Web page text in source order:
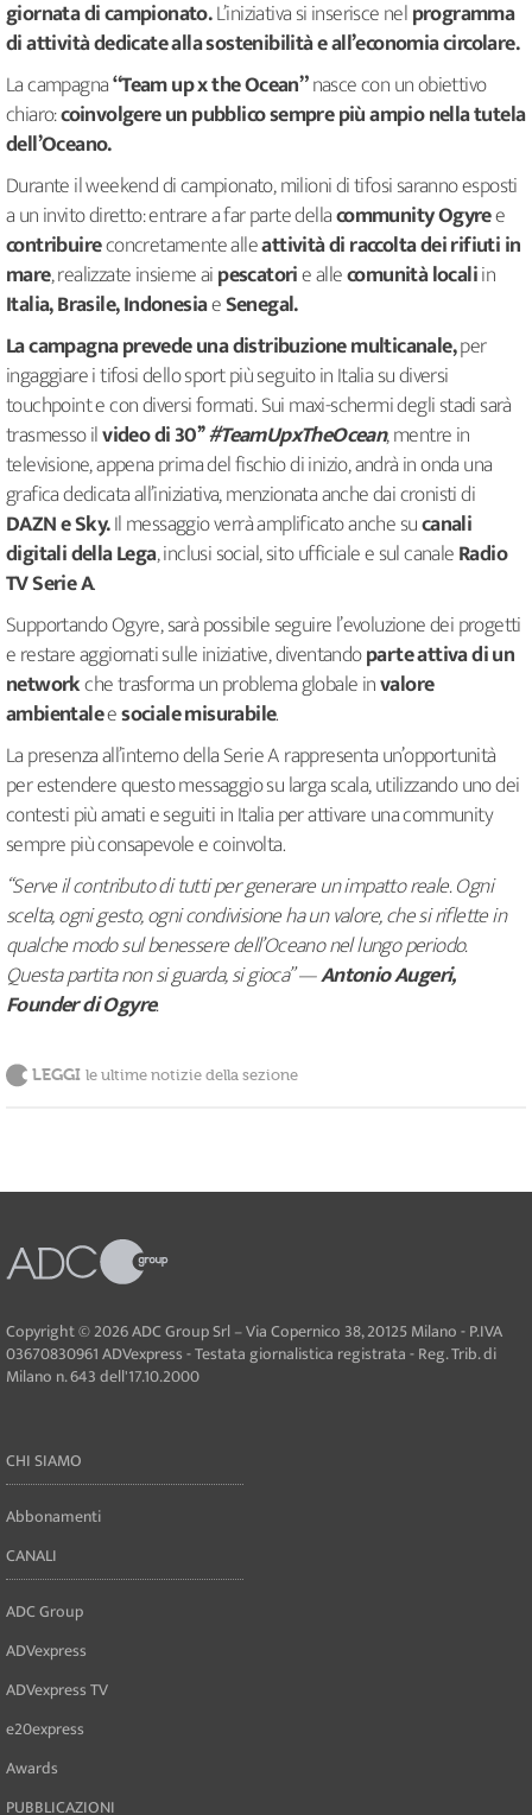
giornata di campionato.L’iniziativa si inserisce nelprogramma
di attività dedicate alla sostenibilità e all’economia circolare.
La campagna“Team up x the Ocean”nasce con un obiettivo
chiaro:coinvolgere un pubblico sempre più ampio nella tutela
dell’Oceano.
Durante il weekend di campionato, milioni di tifosi saranno esposti
a un invito diretto: entrare a far parte dellacommunity Ogyree
contribuireconcretamente alleattività di raccolta dei rifiuti in
mare, realizzate insieme aipescatorie allecomunità localiin
Italia, Brasile, IndonesiaeSenegal.
La campagna prevede una distribuzione multicanale,per
ingaggiare i tifosi dello sport più seguito in Italia su diversi
touchpoint e con diversi formati. Sui maxi-schermi degli stadi sarà
trasmesso ilvideo di 30’’#TeamUpxTheOcean, mentre in
televisione, appena prima del fischio di inizio, andrà in onda una
grafica dedicata all’iniziativa, menzionata anche dai cronisti di
DAZN e Sky.Il messaggio verrà amplificato anche sucanali
digitali della Lega, inclusi social, sito ufficiale e sul canaleRadio
TV Serie A.
Supportando Ogyre, sarà possibile seguire l’evoluzione dei progetti
e restare aggiornati sulle iniziative, diventandoparte attiva di un
networkche trasforma un problema globale invalore
ambientaleesociale misurabile.
La presenza all’interno della Serie A rappresenta un’opportunità
per estendere questo messaggio su larga scala, utilizzando uno dei
contesti più amati e seguiti in Italia per attivare una community
sempre più consapevole e coinvolta.
“Serve il contributo di tutti per generare un impatto reale. Ogni
scelta, ogni gesto, ogni condivisione ha un valore, che si riflette in
qualche modo sul benessere dell’Oceano nel lungo periodo.
Questa partita non si guarda, si gioca” —Antonio Augeri,
Founder di Ogyre.
LEGGI le ultime notizie della sezione
Copyright © 2026 ADC Group Srl – Via Copernico 38, 20125 Milano - P.IVA
03670830961 ADVexpress - Testata giornalistica registrata - Reg. Trib. di
Milano n. 643 dell'17.10.2000
CHI SIAMO
Abbonamenti
CANALI
ADC Group
ADVexpress
ADVexpress TV
e20express
Awards
PUBBLICAZIONI